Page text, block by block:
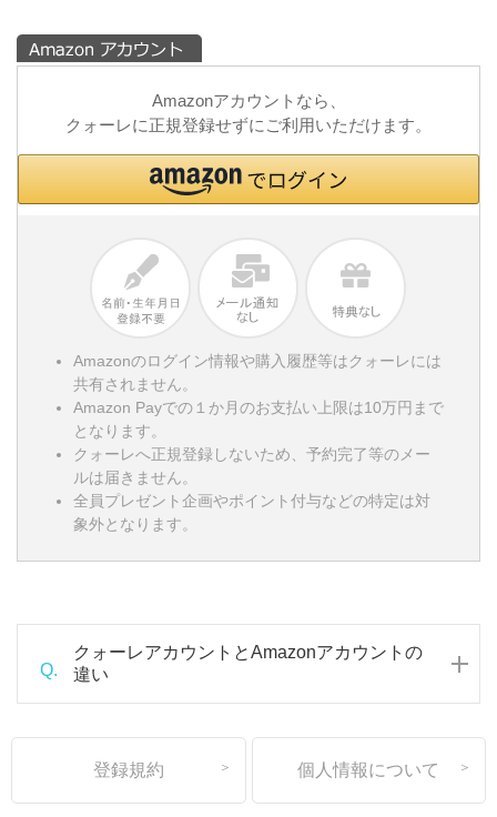
Amazonアカウントなら、
クォーレに正規登録せずにご利用いただけます。
Amazonのログイン情報や購入履歴等はクォーレには
共有されません。
Amazon Payでの１か月のお支払い上限は10万円まで
となります。
クォーレへ正規登録しないため、予約完了等のメー
ルは届きません。
全員プレゼント企画やポイント付与などの特定は対
象外となります。
Q.
クォーレアカウントとAmazonアカウントの
違い
登録規約 個人情報について